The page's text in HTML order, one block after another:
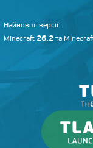
Найновші версії:
Minecraft 26.2 та